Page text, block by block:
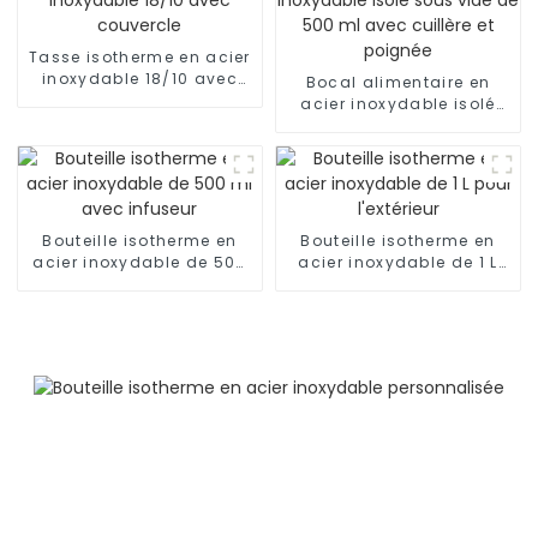
Tasse isotherme en acier
inoxydable 18/10 avec
Bocal alimentaire en
acier inoxydable isolé
avec cuillère et poignée
Bouteille isotherme en
acier inoxydable de 500
Bouteille isotherme en
acier inoxydable de 1 L